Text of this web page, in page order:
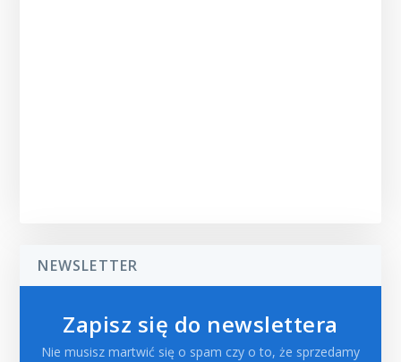
NEWSLETTER
Zapisz się do newslettera
Nie musisz martwić się o spam czy o to, że sprzedamy